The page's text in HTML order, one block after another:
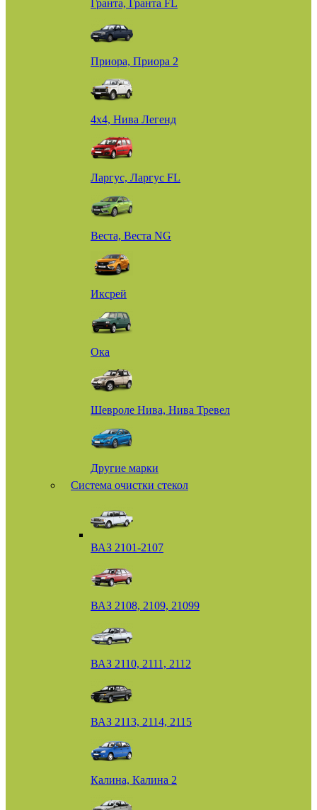
Гранта, Гранта FL
Приора, Приора 2
4х4, Нива Легенд
Ларгус, Ларгус FL
Веста, Веста NG
Иксрей
Ока
Шевроле Нива, Нива Тревел
Другие марки
Система очистки стекол
ВАЗ 2101-2107
ВАЗ 2108, 2109, 21099
ВАЗ 2110, 2111, 2112
ВАЗ 2113, 2114, 2115
Калина, Калина 2